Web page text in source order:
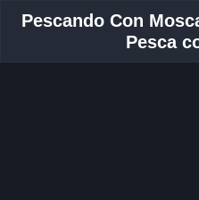
Pescando Con
Pesca